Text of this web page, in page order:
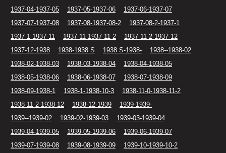
1937-04-1937-05
1937-05-1937-06
1937-06-1937-07
1937-07-1937-08
1937-08-1937-08-2
1937-08-2-1937-1
1937-1-1937-11
1937-11-1937-11-2
1937-11-2-1937-12
1937-12-1938
1938-1938 S 1938 S-1938-
1938--1938-02
1938-02-1938-03
1938-03-1938-04
1938-04-1938-05
1938-05-1938-06
1938-06-1938-07
1938-07-1938-09
1938-09-1938-1
1938-1-1938-10-3
1938-11-0-1938-11-2
1938-11-2-1938-12
1938-12-1939
1939-1939-
1939--1939-02
1939-02-1939-03
1939-03-1939-04
1939-04-1939-05
1939-05-1939-06
1939-06-1939-07
1939-07-1939-08
1939-08-1939-09
1939-10-1939-10-2